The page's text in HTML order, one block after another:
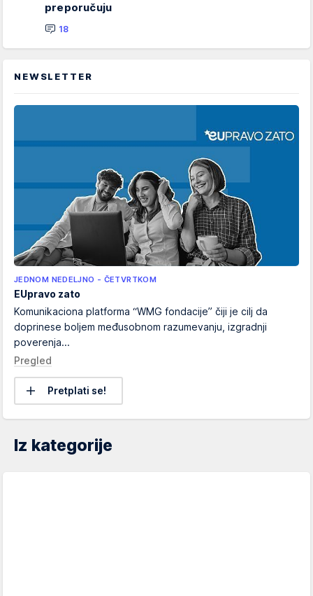
preporučuju
18
NEWSLETTER
JEDNOM NEDELJNO - ČETVRTKOM
EUpravo zato
Komunikaciona platforma “WMG fondacije” čiji je cilj da
doprinese boljem međusobnom razumevanju, izgradnji
poverenja...
Pregled
Pretplati se!
Iz kategorije